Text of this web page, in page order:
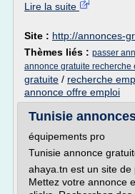
Lire la suite
Site : http://annonces-
Thèmes liés : passer
annonce gratuite recherche
gratuite / recherche
annonce offre emploi
Tunisie
équipements pro
Tunisie annonce
ahaya.tn est un site de
Mettez votre annonce